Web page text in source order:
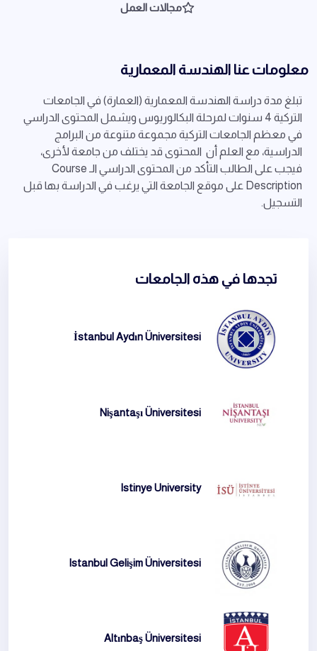
مجالات العمل
معلومات عنا الهندسة المعمارية
تبلغ مدة دراسة الهندسة المعمارية (العمارة) في الجامعات
التركية 4 سنوات لمرحلة البكالوريوس ويشمل المحتوى الدراسي
في معظم الجامعات التركية مجموعة متنوعة من البرامج
الدراسية، مع العلم أن المحتوى قد يختلف من جامعة لأخرى،
فيجب على الطالب التأكد من المحتوى الدراسي الـ Course
Description على موقع الجامعة التي يرغب في الدراسة بها قبل
التسجيل.
تجدها في هذه الجامعات
İstanbul Aydın Üniversitesi
Nişantaşı Üniversitesi
Istinye University
Istanbul Gelişim Üniversitesi
Altınbaş Üniversitesi